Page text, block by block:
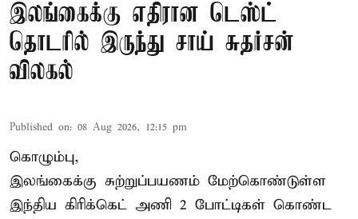
இலங்கைக்கு எதிரான டெஸ்ட்
தொடரில் இருந்து சாய் சுதர்சன்
விலகல்
Published on: 08 Aug 2026, 12:15 pm
கொழும்பு,
இலங்கைக்கு சுற்றுப்பயணம் மேற்கொண்டுள்ள
இந்திய கிரிக்கெட் அணி 2 போட்டிகள் கொண்ட